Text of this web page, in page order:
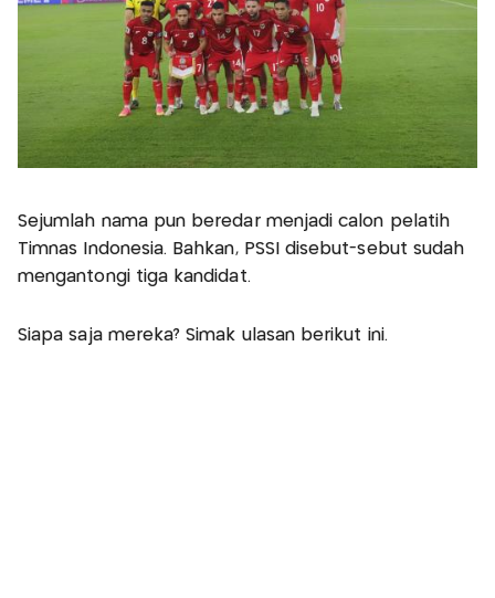
Sejumlah nama pun beredar menjadi calon pelatih
Timnas Indonesia. Bahkan, PSSI disebut-sebut sudah
mengantongi tiga kandidat.
Siapa saja mereka? Simak ulasan berikut ini.